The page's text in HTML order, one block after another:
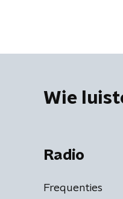
Wie
Radio
Frequenties